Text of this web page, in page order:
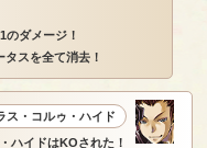
のダメージ！
スを全て消去！
ス・コルゥ・ハイド
ハイドはKOされた！